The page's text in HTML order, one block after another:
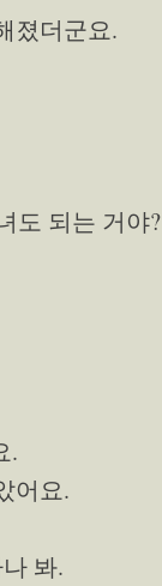
졌더군요.
도 되는 거야?
.
어요.
봐.